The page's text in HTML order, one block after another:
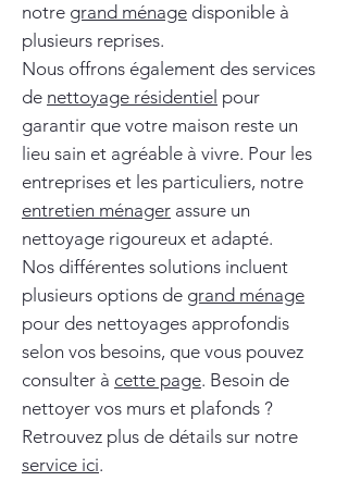
notre grand ménage disponible à
plusieurs reprises.
Nous offrons également des services
de nettoyage résidentiel pour
garantir que votre maison reste un
lieu sain et agréable à vivre. Pour les
entreprises et les particuliers, notre
entretien ménager assure un
nettoyage rigoureux et adapté.
Nos différentes solutions incluent
plusieurs options de grand ménage
pour des nettoyages approfondis
selon vos besoins, que vous pouvez
consulter à cette page. Besoin de
nettoyer vos murs et plafonds ?
Retrouvez plus de détails sur notre
service ici.